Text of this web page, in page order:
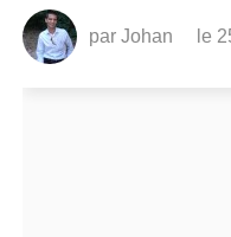
par Johan le